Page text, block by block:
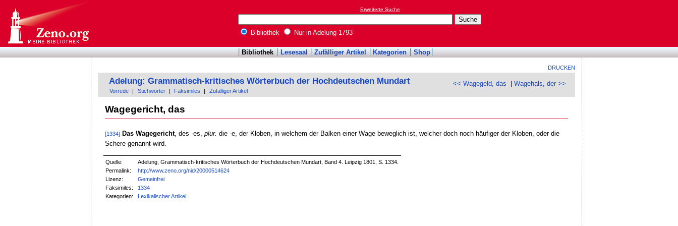
Erweiterte Suche
Bibliothek Nur in Adelung-1793
Bibliothek Lesesaal Zufälliger Artikel Kategorien Shop
DRUCKEN
<< Wagegeld, das |Wagehals, der >>
Adelung: Grammatisch-kritisches Wörterbuch der Hochdeutschen Mundart
Vorrede Stichwörter Faksimiles Zufälliger Artikel
Wagegericht, das
[1334] Das Wagegericht, des -es, plur. die -e, der Kloben, in welchem der Balken einer Wage beweglich ist, welcher doch noch häufiger der Kloben, oder die
Schere genannt wird.
Quelle:
Adelung, Grammatisch-kritisches Wörterbuch der Hochdeutschen Mundart, Band 4. Leipzig 1801, S. 1334.
Permalink:
http://www.zeno.org/nid/20000514624
Lizenz:
Gemeinfrei
Faksimiles:
1334
Kategorien:
Lexikalischer Artikel